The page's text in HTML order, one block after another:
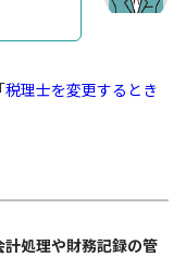
税理士を変更するとき
処理や財務記録の管